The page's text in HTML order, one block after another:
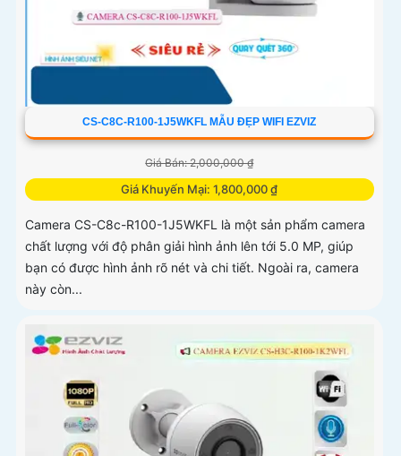
CS-C8C-R100-1J5WKFL MẪU ĐẸP WIFI EZVIZ
Giá Bán: 2,000,000 ₫
Giá Khuyến Mại: 1,800,000 ₫
Camera CS-C8c-R100-1J5WKFL là một sản phẩm camera
chất lượng với độ phân giải hình ảnh lên tới 5.0 MP, giúp
bạn có được hình ảnh rõ nét và chi tiết. Ngoài ra, camera
này còn...